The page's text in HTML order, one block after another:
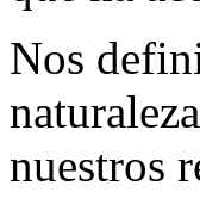
Nos
nuestros